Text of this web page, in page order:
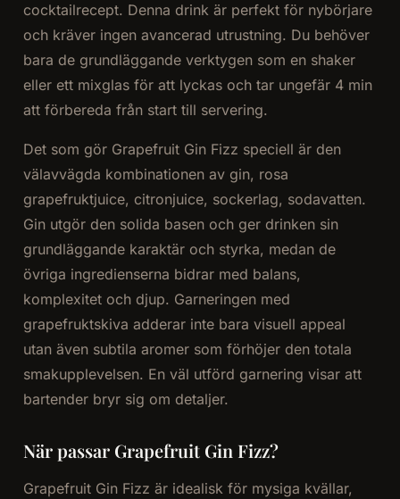
cocktailrecept. Denna drink är perfekt för nybörjare
och kräver ingen avancerad utrustning. Du behöver
bara de grundläggande verktygen som en shaker
eller ett mixglas för att lyckas och tar ungefär 4 min
att förbereda från start till servering.
Det som gör Grapefruit Gin Fizz speciell är den
välavvägda kombinationen av gin, rosa
grapefruktjuice, citronjuice, sockerlag, sodavatten.
Gin utgör den solida basen och ger drinken sin
grundläggande karaktär och styrka, medan de
övriga ingredienserna bidrar med balans,
komplexitet och djup. Garneringen med
grapefruktskiva adderar inte bara visuell appeal
utan även subtila aromer som förhöjer den totala
smakupplevelsen. En väl utförd garnering visar att
bartender bryr sig om detaljer.
När passar Grapefruit Gin Fizz?
Grapefruit Gin Fizz är idealisk för mysiga kvällar,